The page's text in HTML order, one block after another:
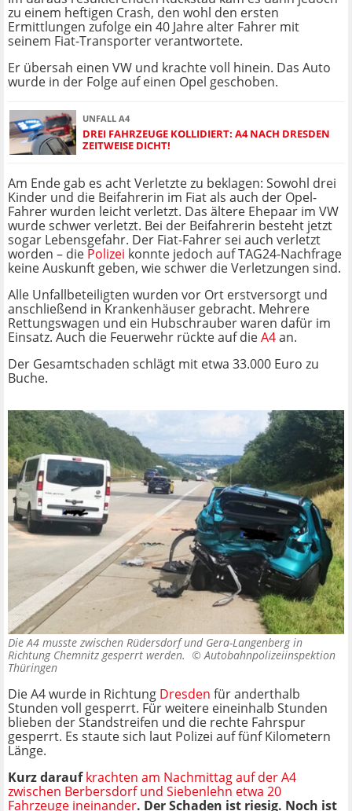
zu einem heftigen Crash, den wohl den ersten
Ermittlungen zufolge ein 40 Jahre alter Fahrer mit
seinem Fiat-Transporter verantwortete.
Er übersah einen VW und krachte voll hinein. Das Auto
wurde in der Folge auf einen Opel geschoben.
UNFALL A4
DREI FAHRZEUGE KOLLIDIERT: A4 NACH DRESDEN
ZEITWEISE DICHT!
Am Ende gab es acht Verletzte zu beklagen: Sowohl drei
Kinder und die Beifahrerin im Fiat als auch der Opel-
Fahrer wurden leicht verletzt. Das ältere Ehepaar im VW
wurde schwer verletzt. Bei der Beifahrerin besteht jetzt
sogar Lebensgefahr. Der Fiat-Fahrer sei auch verletzt
worden – die Polizei konnte jedoch auf TAG24-Nachfrage
keine Auskunft geben, wie schwer die Verletzungen sind.
Alle Unfallbeteiligten wurden vor Ort erstversorgt und
anschließend in Krankenhäuser gebracht. Mehrere
Rettungswagen und ein Hubschrauber waren dafür im
Einsatz. Auch die Feuerwehr rückte auf dieA4an.
Der Gesamtschaden schlägt mit etwa 33.000 Euro zu
Buche.
Die A4 musste zwischen Rüdersdorf und Gera-Langenberg in
Richtung Chemnitz gesperrt werden. ©Autobahnpolizeiinspektion
Thüringen
Die A4 wurde in Richtung Dresden für anderthalb
Stunden voll gesperrt. Für weitere eineinhalb Stunden
blieben der Standstreifen und die rechte Fahrspur
gesperrt. Es staute sich laut Polizei auf fünf Kilometern
Länge.
Kurz daraufkrachten am Nachmittag auf der A4
zwischen Berbersdorf und Siebenlehn etwa 20
Fahrzeuge ineinander. Der Schaden ist riesig. Noch ist